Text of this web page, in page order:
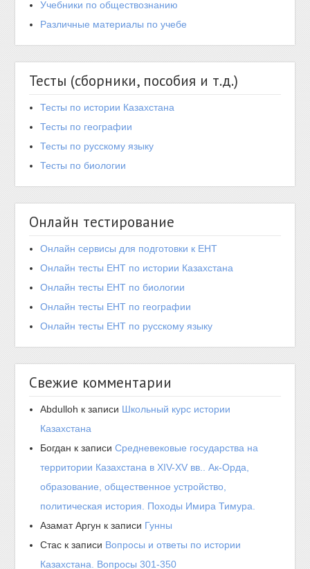
Учебники по обществознанию
Различные материалы по учебе
Тесты (сборники, пособия и т.д.)
Тесты по истории Казахстана
Тесты по географии
Тесты по русскому языку
Тесты по биологии
Онлайн тестирование
Онлайн сервисы для подготовки к ЕНТ
Онлайн тесты ЕНТ по истории Казахстана
Онлайн тесты ЕНТ по биологии
Онлайн тесты ЕНТ по географии
Онлайн тесты ЕНТ по русскому языку
Свежие комментарии
Abdulloh к записи Школьный курс истории
Казахстана
Богдан к записиСредневековые государства на
территории Казахстана в XIV-XV вв.. Ак-Орда,
образование, общественное устройство,
политическая история. Походы Имира Тимура.
Азамат Аргун к записи Гунны
Стас к записи Вопросы и ответы по истории
Казахстана. Вопросы 301-350